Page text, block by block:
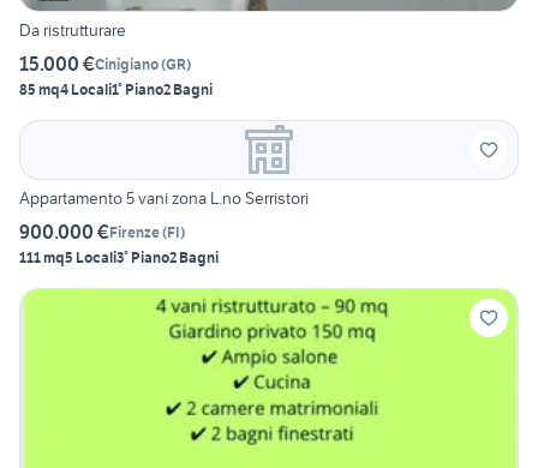
Da ristrutturare
15.000 €Cinigiano(GR)
85 mq4 Locali1° Piano2 Bagni
Appartamento 5 vani zona L.no Serristori
900.000 €Firenze(FI)
111 mq5 Locali3° Piano2 Bagni